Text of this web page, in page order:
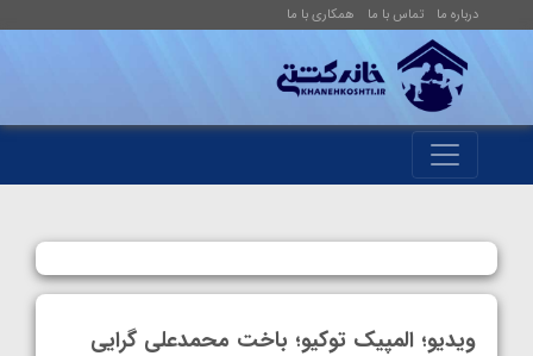
درباره ما تماس با ما همکاری با ما
ویدیو؛ المپیک توکیو؛ باخت محمدعلی گرایی